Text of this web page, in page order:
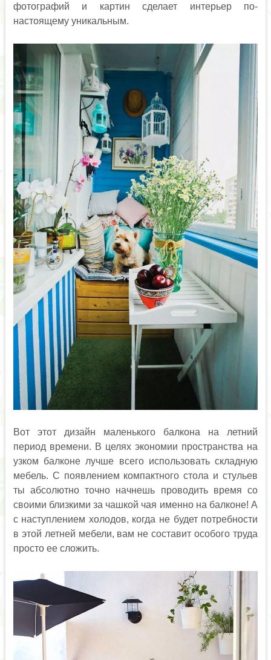
фотографий и картин сделает интерьер по-
настоящему уникальным.
Вот этот дизайн маленького балкона на летний
период времени. В целях экономии пространства на
узком балконе лучше всего использовать складную
мебель. С появлением компактного стола и стульев
ты абсолютно точно начнешь проводить время со
своими близкими за чашкой чая именно на балконе! А
с наступлением холодов, когда не будет потребности
в этой летней мебели, вам не составит особого труда
просто ее сложить.